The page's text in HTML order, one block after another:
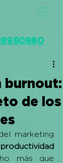
burnout:
de los
marketing
productividad
más que